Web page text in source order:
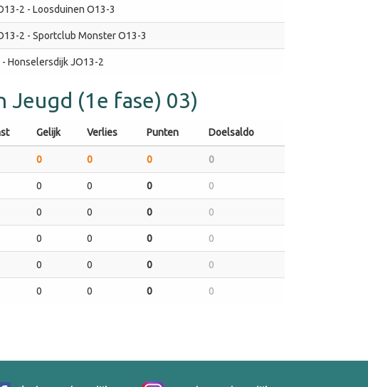
2 - Loosduinen O13-3
2 - Sportclub Monster O13-3
Honselersdijk JO13-2
Jeugd (1e fase) 03)
Gelijk Verlies Punten Doelsaldo
0 0 0 0
0 0 0 0
0 0 0 0
0 0 0 0
0 0 0 0
0 0 0 0